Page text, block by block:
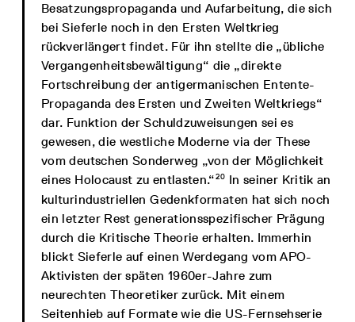
Besatzungspropaganda und Aufarbeitung, die sich
bei Sieferle noch in den Ersten Weltkrieg
rückverlängert findet. Für ihn stellte die „übliche
Vergangenheitsbewältigung“ die „direkte
Fortschreibung der antigermanischen Entente-
Propaganda des Ersten und Zweiten Weltkriegs“
dar. Funktion der Schuldzuweisungen sei es
gewesen, die westliche Moderne via der These
vom deutschen Sonderweg „von der Möglichkeit
eines Holocaust zu entlasten.“20 In seiner Kritik an
kulturindustriellen Gedenkformaten hat sich noch
ein letzter Rest generationsspezifischer Prägung
durch die Kritische Theorie erhalten. Immerhin
blickt Sieferle auf einen Werdegang vom APO-
Aktivisten der späten 1960er-Jahre zum
neurechten Theoretiker zurück. Mit einem
Seitenhieb auf Formate wie die US-Fernsehserie